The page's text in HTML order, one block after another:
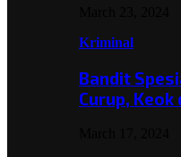
Kriminal
Bandit
Curup,